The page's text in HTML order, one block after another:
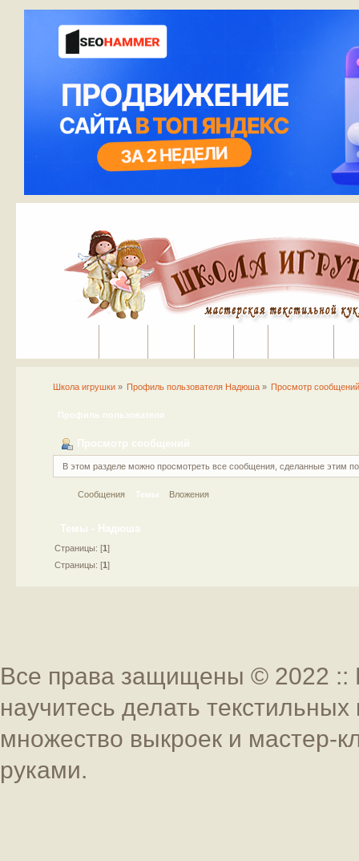
Школа игрушки» Профиль пользователя Надюша » Просмотр
Профиль пользователя
Просмотр сообщений
В этом разделе можно просмотреть все сообщения, сделанные этим
Сообщения Темы Вложения
Темы - Надюша
Страницы: [1]
Страницы: [1 ]
Все права защищены © 2022
научитесь делать
множество выкроек и мастер-
руками.